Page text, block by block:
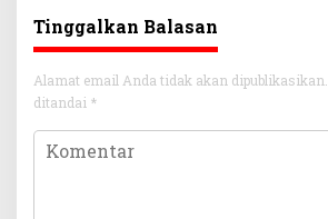
Tinggalkan Balasan
Alamat email Anda tidak akan dipublikasikan.
ditandai *